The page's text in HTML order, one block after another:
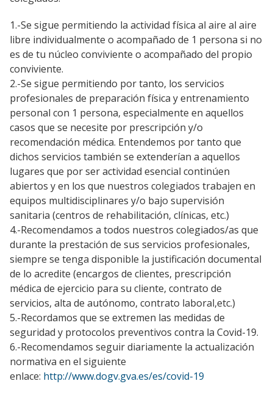
1.-Se sigue permitiendo la actividad física al aire al aire
libre individualmente o acompañado de 1 persona si no
es de tu núcleo conviviente o acompañado del propio
conviviente.
2.-Se sigue permitiendo por tanto, los servicios
profesionales de preparación física y entrenamiento
personal con 1 persona, especialmente en aquellos
casos que se necesite por prescripción y/o
recomendación médica. Entendemos por tanto que
dichos servicios también se extenderían a aquellos
lugares que por ser actividad esencial continúen
abiertos y en los que nuestros colegiados trabajen en
equipos multidisciplinares y/o bajo supervisión
sanitaria (centros de rehabilitación, clínicas, etc.)
4.-Recomendamos a todos nuestros colegiados/as que
durante la prestación de sus servicios profesionales,
siempre se tenga disponible la justificación documental
de lo acredite (encargos de clientes, prescripción
médica de ejercicio para su cliente, contrato de
servicios, alta de autónomo, contrato laboral,etc.)
5.-Recordamos que se extremen las medidas de
seguridad y protocolos preventivos contra la Covid-19.
6.-Recomendamos seguir diariamente la actualización
normativa en el siguiente
enlace: http://www.dogv.gva.es/es/covid-19